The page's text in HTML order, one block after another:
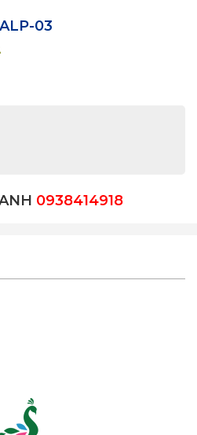
03
0938414918